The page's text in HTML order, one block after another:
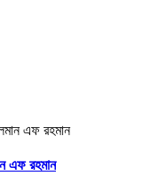
এফ রহমান